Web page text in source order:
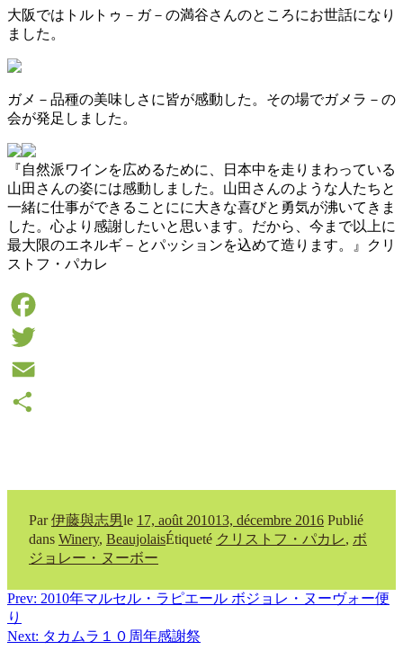
大阪ではトルトゥ－ガ－の満谷さんのところにお世話になり
ました。
ガメ－品種の美味しさに皆が感動した。その場でガメラ－の
会が発足しました。
『自然派ワインを広めるために、日本中を走りまわっている
山田さんの姿には感動しました。山田さんのような人たちと
一緒に仕事ができることにに大きな喜びと勇気が沸いてきま
した。心より感謝したいと思います。だから、今まで以上に
最大限のエネルギ－とパッションを込めて造ります。』クリ
ストフ・パカレ
Facebook
Twitter
Email
Par伊藤與志男le 17, août 201013, décembre 2016 Publié
dans Winery, BeaujolaisÉtiqueté クリストフ・パカレ, ボ
ジョレー・ヌーボー
Navigation
de
l’article
Prev: 2010年マルセル・ラピエール ボジョレ・ヌーヴォー便
り
Next: タカムラ１０周年感謝祭